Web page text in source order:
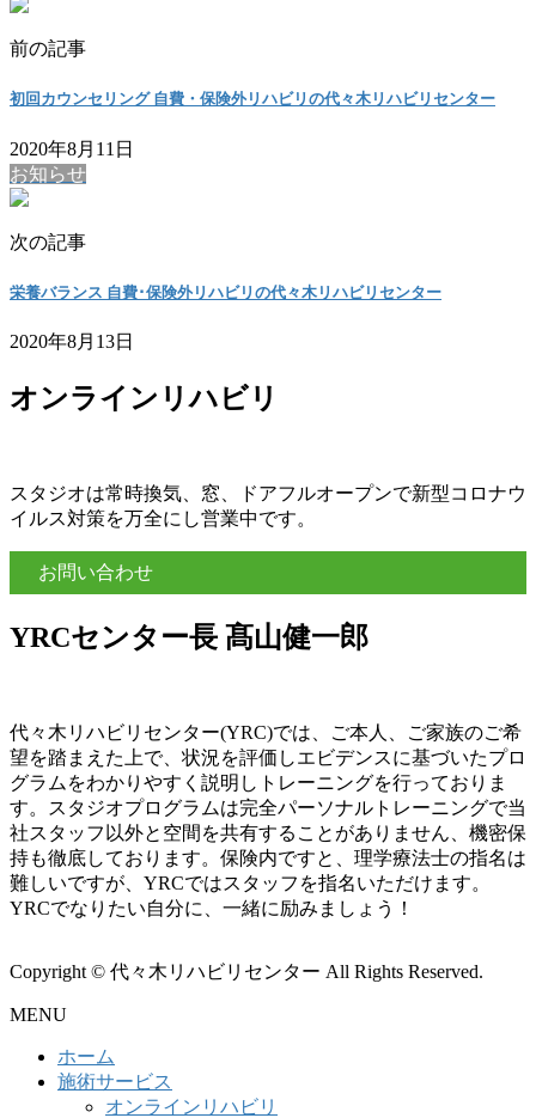
前の記事
初回カウンセリング 自費・保険外リハビリの代々木リハビリセンター
2020年8月11日
お知らせ
次の記事
栄養バランス 自費･保険外リハビリの代々木リハビリセンター
2020年8月13日
オンラインリハビリ
スタジオは常時換気、窓、ドアフルオープンで新型コロナウ
イルス対策を万全にし営業中です。
お問い合わせ
YRCセンター長 髙山健一郎
代々木リハビリセンター(YRC)では、ご本人、ご家族のご希
望を踏まえた上で、状況を評価しエビデンスに基づいたプロ
グラムをわかりやすく説明しトレーニングを行っておりま
す。スタジオプログラムは完全パーソナルトレーニングで当
社スタッフ以外と空間を共有することがありません、機密保
持も徹底しております。保険内ですと、理学療法士の指名は
難しいですが、YRCではスタッフを指名いただけます。
YRCでなりたい自分に、一緒に励みましょう！
Copyright © 代々木リハビリセンター All Rights Reserved.
MENU
ホーム
施術サービス
オンラインリハビリ